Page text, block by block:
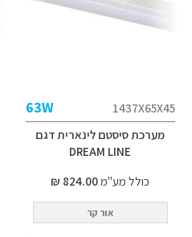
1437X65X45
63W
מערכת סיסטם לינארית דגם
DREAM LINE
כולל מע"מ824.00 ₪
אור קר